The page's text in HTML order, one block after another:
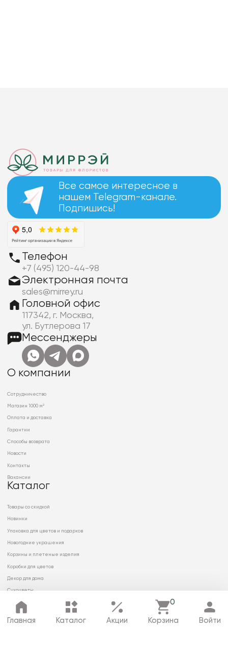
Главная Каталог Акции
0
Корзина Войти
Все самое интересное в
нашем Telegram-канале.
Подпишись!
Телефон
+7 (495) 120-44-98
Электронная почта
sales@mirrey.ru
Головной офис
117342, г. Москва,
ул. Бутлерова 17
Мессенджеры
О компании
Сотрудничество
Магазин 1000 м²
Оплата и доставка
Гарантии
Способы возврата
Новости
Контакты
Вакансии
Каталог
Товары со скидкой
Новинки
Упаковка для цветов и подарков
Новогодние украшения
Корзины и плетеные изделия
Коробки для цветов
Декор для дома
Сухоцветы
© 2026 ООО «МИРРЭЙ»